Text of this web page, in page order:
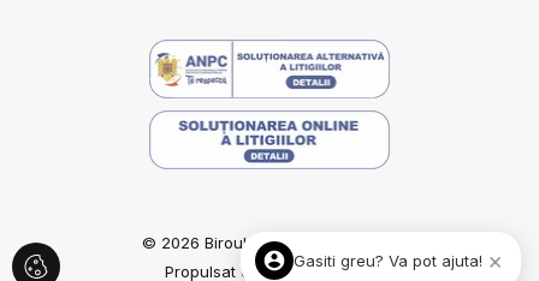
© 2026 Biroul Imobiliar Constanta
Propulsat de
ImmoFlux
Gasiti greu? Va pot ajuta! ×